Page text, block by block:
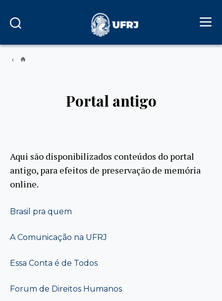
Portal antigo
Aqui são disponibilizados conteúdos do portal
antigo, para efeitos de preservação de memória
online.
Brasil pra quem
A Comunicação na UFRJ
Essa Conta é de Todos
Forum de Direitos Humanos